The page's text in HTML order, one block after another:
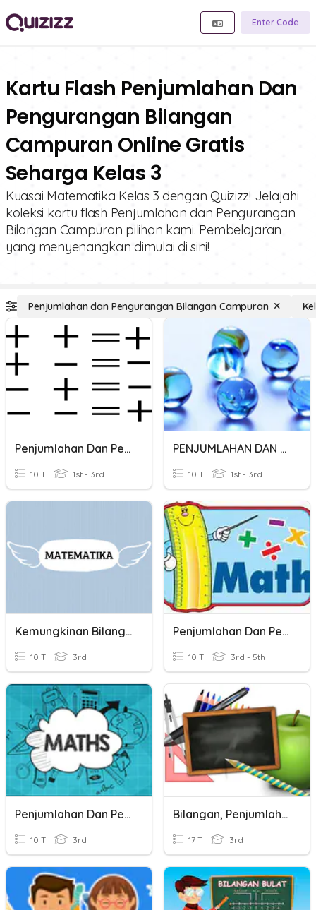
Enter Code
Kartu Flash Penjumlahan Dan
Pengurangan Bilangan
Campuran Online Gratis
Seharga Kelas 3
Kuasai Matematika Kelas 3 dengan Quizizz! Jelajahi
koleksi kartu flash Penjumlahan dan Pengurangan
Bilangan Campuran pilihan kami. Pembelajaran
yang menyenangkan dimulai di sini!
Penjumlahan dan Pengurangan Bilangan Campuran
Penjumlahan Dan Pengurangan Bilangan Bulat
10 T 1st - 3rd
PENJUMLAHAN DAN PENGURANGAN BILANGAN BULAT
10 T 1st - 3rd
Kemungkinan Bilangan Penjumlahan Dan Pengurangan
10 T 3rd
Penjumlahan Dan Pengurangan Bilangan Desimal
10 T 3rd - 5th
Penjumlahan Dan Pengurangan
10 T 3rd
Bilangan, Penjumlahan Dan Pengurangan Kelas 3
17 T 3rd